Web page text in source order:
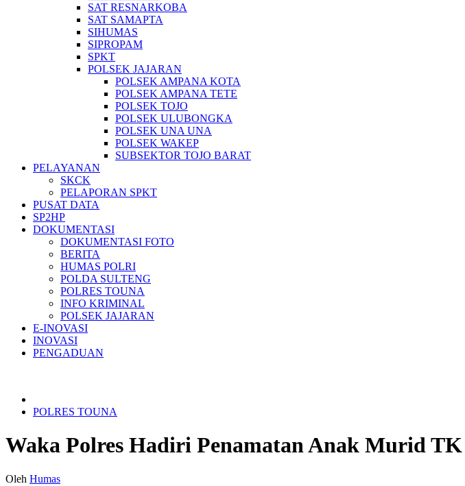
SAT RESNARKOBA
SAT SAMAPTA
SIHUMAS
SIPROPAM
SPKT
POLSEK JAJARAN
POLSEK AMPANA KOTA
POLSEK AMPANA TETE
POLSEK TOJO
POLSEK ULUBONGKA
POLSEK UNA UNA
POLSEK WAKEP
SUBSEKTOR TOJO BARAT
PELAYANAN
SKCK
PELAPORAN SPKT
PUSAT DATA
SP2HP
DOKUMENTASI
DOKUMENTASI FOTO
BERITA
HUMAS POLRI
POLDA SULTENG
POLRES TOUNA
INFO KRIMINAL
POLSEK JAJARAN
E-INOVASI
INOVASI
PENGADUAN
POLRES TOUNA
Waka Polres Hadiri Penamatan Anak Murid
Oleh Humas